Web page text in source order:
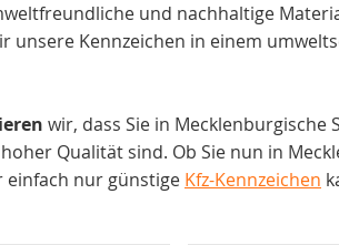
und nachhaltige
unsere Kennzeichen in einem
wir, dass Sie in Mecklenburgische
Qualität sind. Ob Sie nun in
einfach nur günstige Kfz-Kennzeichen